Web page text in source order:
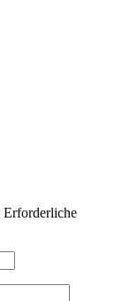
Erforderliche